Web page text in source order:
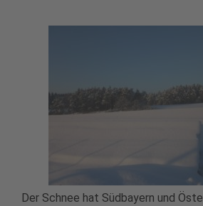
Der Schnee hat Südbayern und